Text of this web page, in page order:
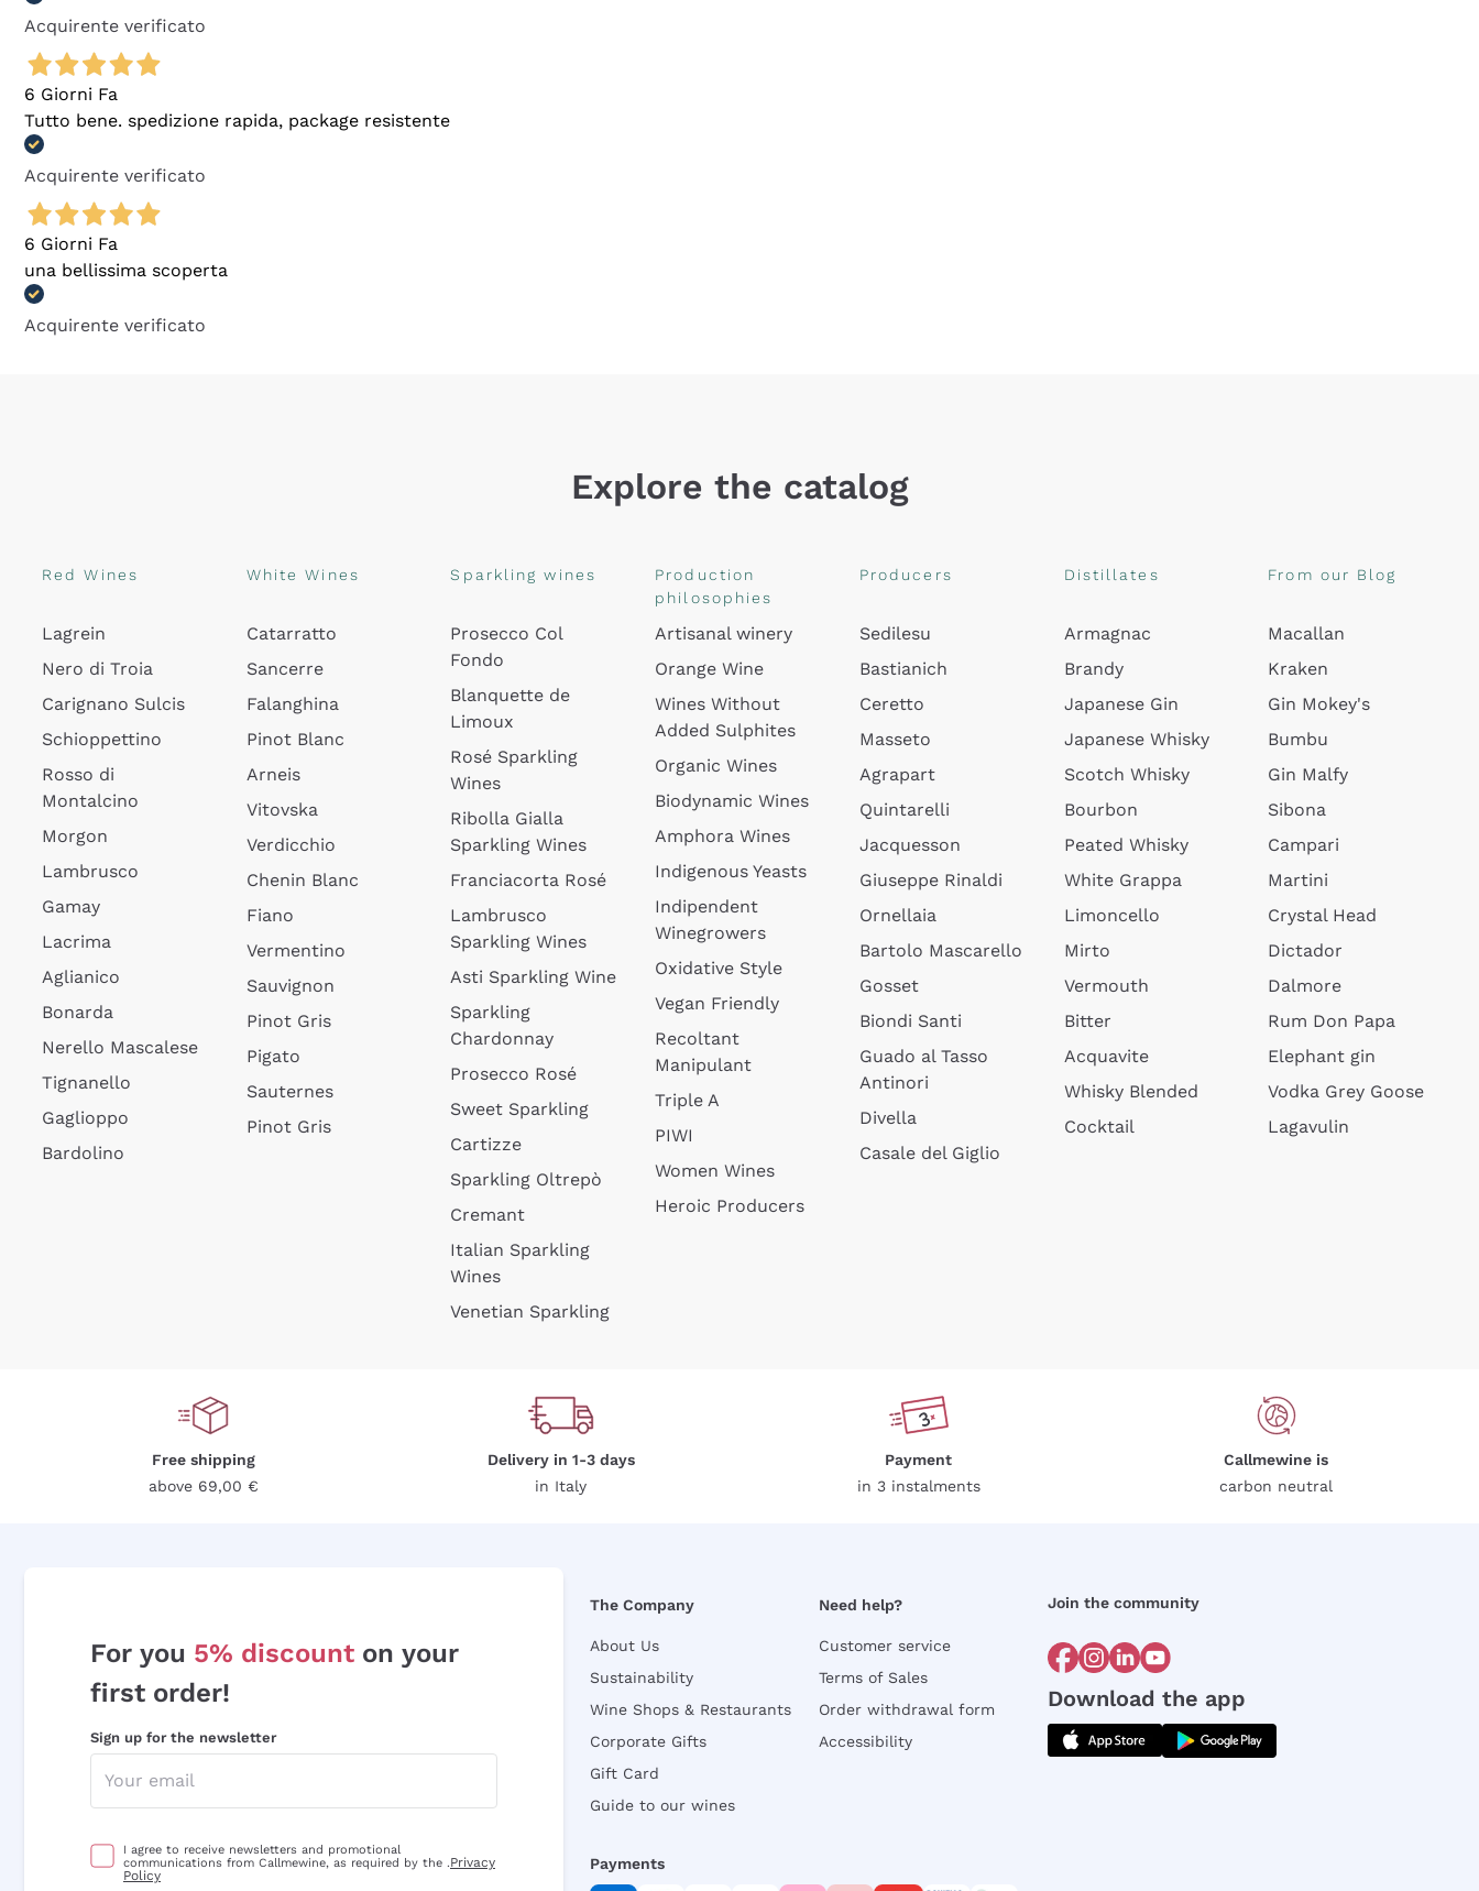
Acquirente verificato
6 Giorni Fa
Tutto bene. spedizione rapida, package resistente
Acquirente verificato
6 Giorni Fa
una bellissima scoperta
Acquirente verificato
Explore the catalog
Red Wines
Lagrein
Nero di Troia
Carignano Sulcis
Schioppettino
Rosso di
Montalcino
Morgon
Lambrusco
Gamay
Lacrima
Aglianico
Bonarda
Nerello Mascalese
Tignanello
Gaglioppo
Bardolino
White Wines
Catarratto
Sancerre
Falanghina
Pinot Blanc
Arneis
Vitovska
Verdicchio
Chenin Blanc
Fiano
Vermentino
Sauvignon
Pinot Gris
Pigato
Sauternes
Pinot Gris
Sparkling wines
Prosecco Col
Fondo
Blanquette de
Limoux
Rosé Sparkling
Wines
Ribolla Gialla
Sparkling Wines
Franciacorta Rosé
Lambrusco
Sparkling Wines
Asti Sparkling Wine
Sparkling
Chardonnay
Prosecco Rosé
Sweet Sparkling
Cartizze
Sparkling Oltrepò
Cremant
Italian Sparkling
Wines
Venetian Sparkling
Production
philosophies
Artisanal winery
Orange Wine
Wines Without
Added Sulphites
Organic Wines
Biodynamic Wines
Amphora Wines
Indigenous Yeasts
Indipendent
Winegrowers
Oxidative Style
Vegan Friendly
Recoltant
Manipulant
Triple A
PIWI
Women Wines
Heroic Producers
Producers
Sedilesu
Bastianich
Ceretto
Masseto
Agrapart
Quintarelli
Jacquesson
Giuseppe Rinaldi
Ornellaia
Bartolo Mascarello
Gosset
Biondi Santi
Guado al Tasso
Antinori
Divella
Casale del Giglio
Distillates
Armagnac
Brandy
Japanese Gin
Japanese Whisky
Scotch Whisky
Bourbon
Peated Whisky
White Grappa
Limoncello
Mirto
Vermouth
Bitter
Acquavite
Whisky Blended
Cocktail
From our Blog
Macallan
Kraken
Gin Mokey's
Bumbu
Gin Malfy
Sibona
Campari
Martini
Crystal Head
Dictador
Dalmore
Rum Don Papa
Elephant gin
Vodka Grey Goose
Lagavulin
Free shipping
above 69,00 €
Delivery in 1-3 days
in Italy
Payment
in 3 instalments
Callmewine is
carbon neutral
For you 5% discount on your
first order!
Sign up for the newsletter
I agree to receive newsletters and promotional
communications from Callmewine, as required by the .Privacy
Policy
The Company
About Us
Sustainability
Wine Shops & Restaurants
Corporate Gifts
Gift Card
Guide to our wines
Need help?
Customer service
Terms of Sales
Order withdrawal form
Accessibility
Join the community
Download the app
Payments